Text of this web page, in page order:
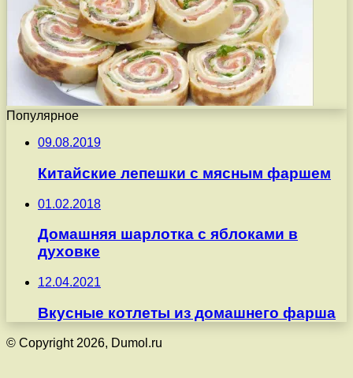
Популярное
09.08.2019
Китайские лепешки с мясным фаршем
01.02.2018
Домашняя шарлотка с яблоками в
духовке
12.04.2021
Вкусные котлеты из домашнего фарша
© Copyright 2026, Dumol.ru